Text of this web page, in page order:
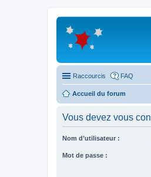
Raccourcis FAQ
Accueil du forum
Vous devez vous
Nom d’utilisateur :
Mot de passe :